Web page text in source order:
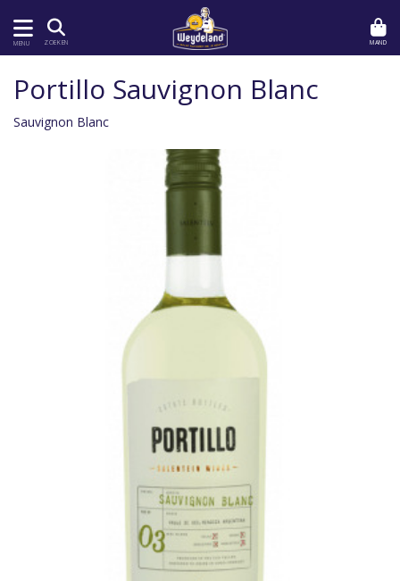
MENU ZOEKEN MAND
Portillo Sauvignon Blanc
Sauvignon Blanc